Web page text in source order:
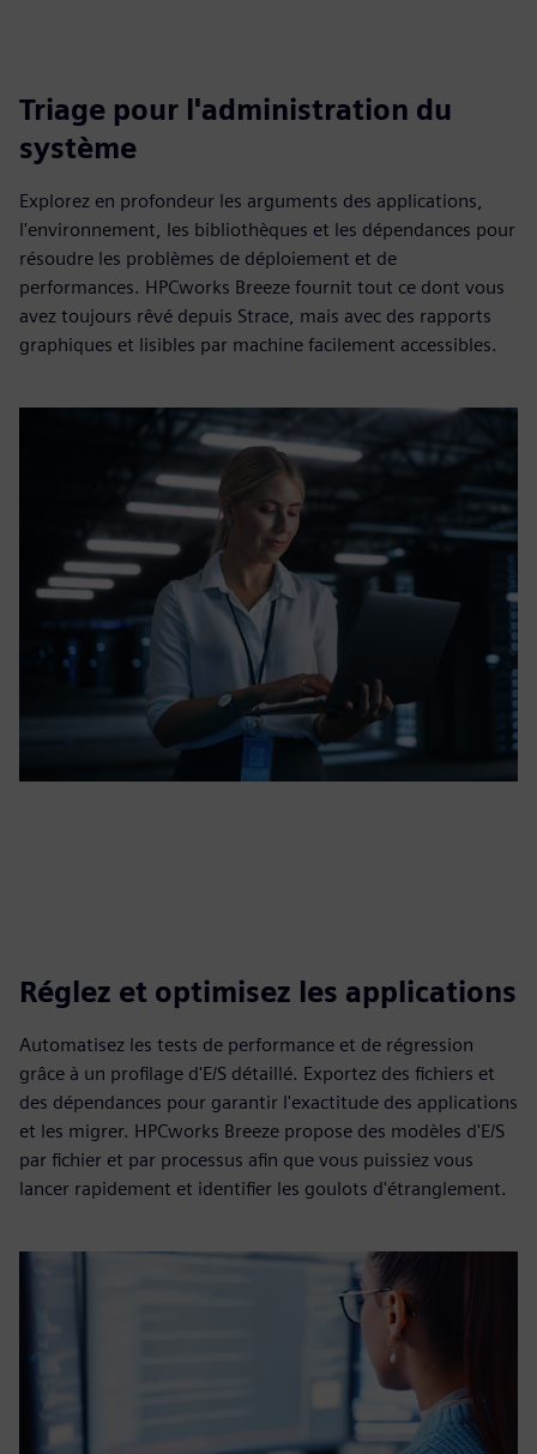
Triage pour l'administration du
système
Explorez en profondeur les arguments des applications,
l'environnement, les bibliothèques et les dépendances pour
résoudre les problèmes de déploiement et de
performances. HPCworks Breeze fournit tout ce dont vous
avez toujours rêvé depuis Strace, mais avec des rapports
graphiques et lisibles par machine facilement accessibles.
Réglez et optimisez les applications
Automatisez les tests de performance et de régression
grâce à un profilage d'E/S détaillé. Exportez des fichiers et
des dépendances pour garantir l'exactitude des applications
et les migrer. HPCworks Breeze propose des modèles d'E/S
par fichier et par processus afin que vous puissiez vous
lancer rapidement et identifier les goulots d'étranglement.